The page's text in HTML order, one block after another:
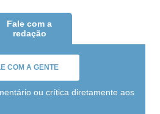
Fale com a
redação
COM A GENTE
ou crítica diretamente aos